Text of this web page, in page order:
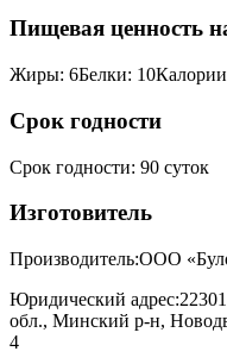
Пищевая ценность
Жиры: 6Белки: 10Калории
Срок годности
Срок годности: 90 суток
Изготовитель
Производитель:ООО
Юридический адрес:
обл., Минский р-н,
4